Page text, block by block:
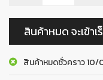
สินค้าหมด จะเข้าเ
สินค้าหมดชั่วคราว